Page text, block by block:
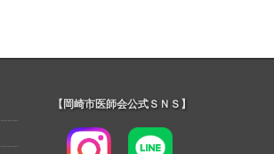
【岡崎市医師会公式ＳＮＳ】